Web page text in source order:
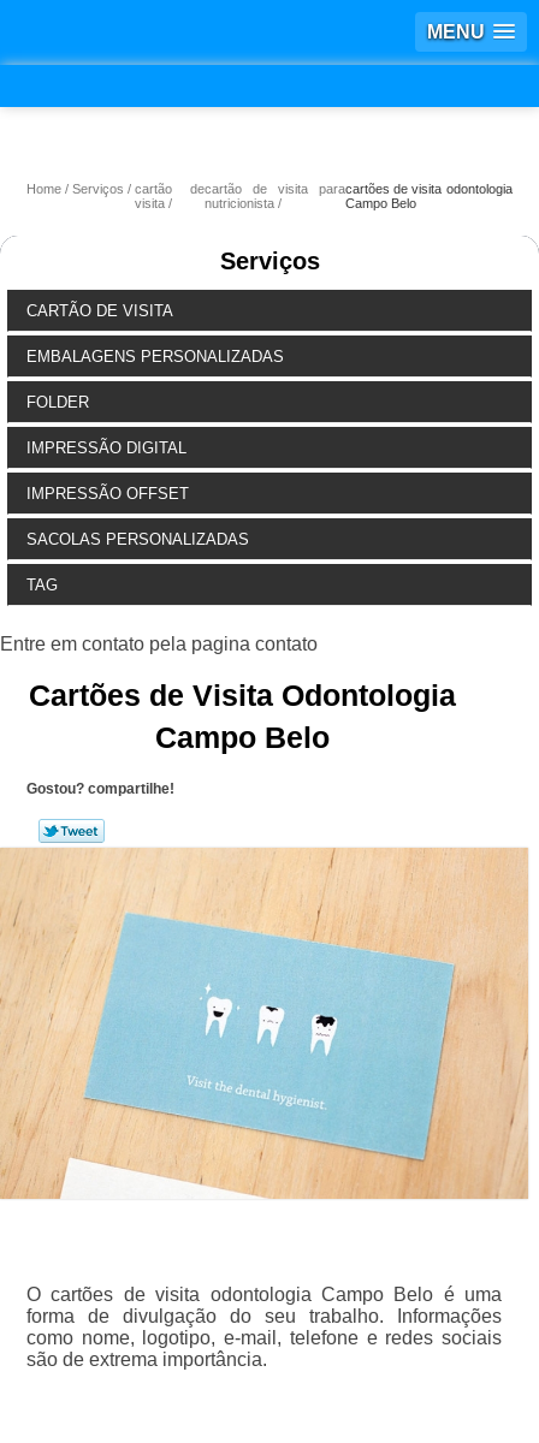
MENU
Home Serviços
cartão de
visita
cartão de visita para
nutricionista
cartões de visita odontologia
Campo Belo
Serviços
CARTÃO DE VISITA
EMBALAGENS PERSONALIZADAS
FOLDER
IMPRESSÃO DIGITAL
IMPRESSÃO OFFSET
SACOLAS PERSONALIZADAS
TAG
Cartões de Visita Odontologia
Campo Belo
Gostou? compartilhe!
O cartões de visita odontologia Campo Belo é uma
forma de divulgação do seu trabalho. Informações
como nome, logotipo, e-mail, telefone e redes sociais
são de extrema importância.